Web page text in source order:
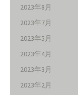
2023年8月
2023年7月
2023年5月
2023年4月
2023年3月
2023年2月